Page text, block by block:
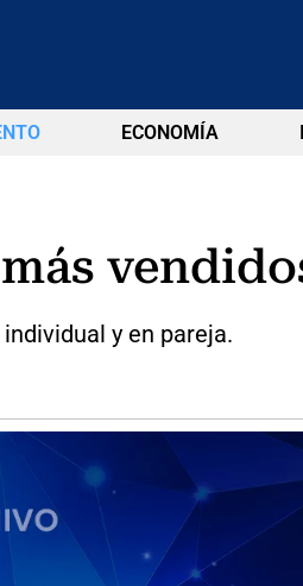
ECONOMÍA
y en pareja.